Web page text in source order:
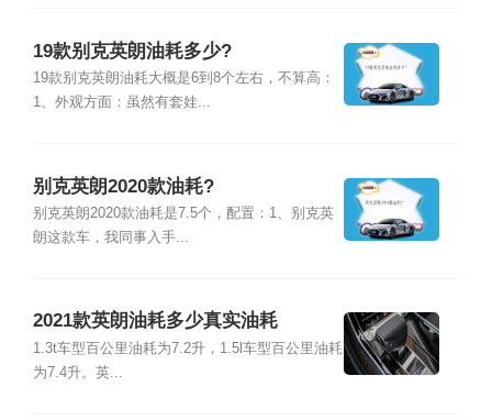
19款别克英朗油耗多少?
19款别克英朗油耗大概是6到8个左右，不算高：
1、外观方面：虽然有套娃...
别克英朗2020款油耗?
别克英朗2020款油耗是7.5个，配置：1、别克英
朗这款车，我同事入手...
2021款英朗油耗多少真实油耗
1.3t车型百公里油耗为7.2升，1.5l车型百公里油耗
为7.4升。英...